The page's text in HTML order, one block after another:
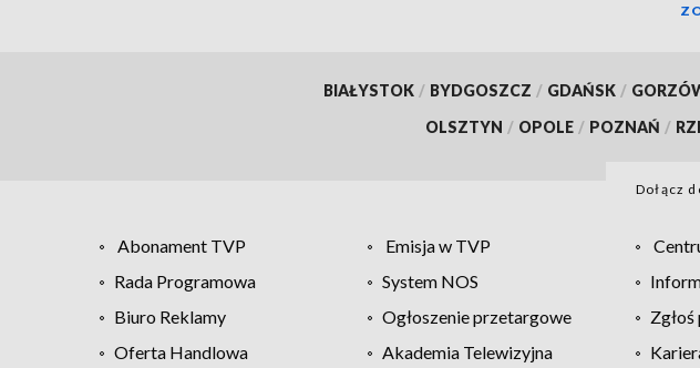
BIAŁYSTOK / BYDGOSZCZ / GDAŃSK /
OLSZTYN / OPOLE / POZNAŃ /
Dołącz
Abonament TVP Emisja w TVP
Rada Programowa
System NOS
Biuro Reklamy
Ogłoszenie przetargowe
Oferta Handlowa
Akademia Telewizyjna